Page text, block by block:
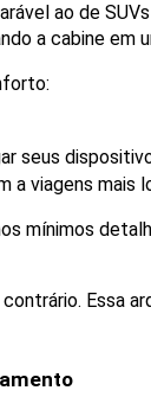
ao de
a cabine em
seus
a viagens mais
mínimos
Essa